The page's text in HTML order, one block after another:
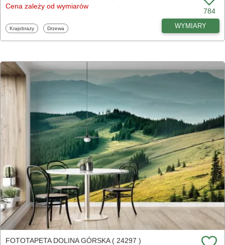
Cena zależy od wymiarów
784
Fototapety
Krajobrazy Fototapety
Drzewa WYMIARY
FOTOTAPETA DOLINA GÓRSKA ( 24297 )